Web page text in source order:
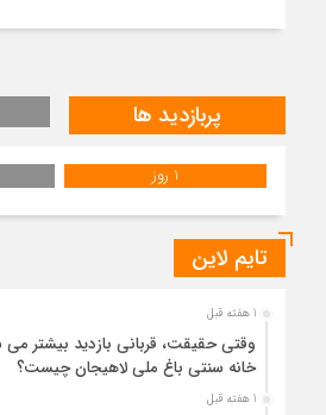
پربازدید ها
1 روز
تایم لاین
1 هفته قبل
وقتی حقیقت، قربانی بازدید بیشتر
خانه سنتی باغ ملی لاهیجان چیست؟
1 هفته قبل